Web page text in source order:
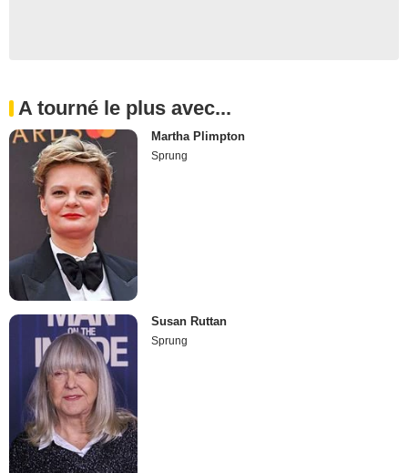
A tourné le plus avec...
Martha Plimpton
Sprung
Susan Ruttan
Sprung